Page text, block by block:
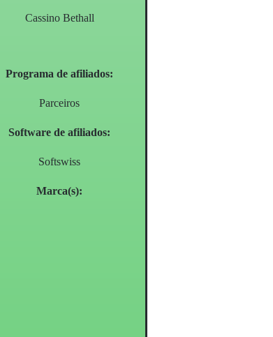
Cassino Bethall
Programa de afiliados:
Parceiros
Software de afiliados:
Softswiss
Marca(s):